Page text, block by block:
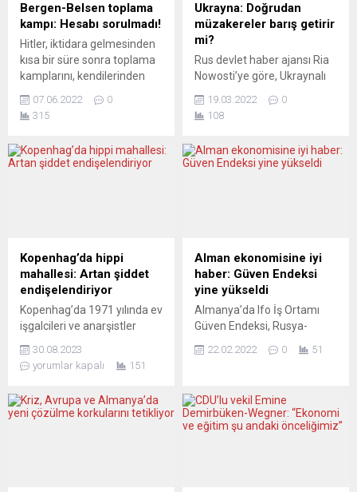
Bergen-Belsen toplama
kampı: Hesabı sorulmadı!
Hitler, iktidara gelmesinden
kısa bir süre sonra toplama
kamplarını, kendilerinden
olmayanları birdenbire değil
ama sistemli bir şekilde, en
iliklerine kadar sömürerek,
yok edilmesine neden olan
zorlaştı. Buna bağlı olarak
sınıf...
07.06.2022
0
315
Ukrayna: Doğrudan
müzakereler barış getirir
mi?
Rus devlet haber ajansı Ria
Nowosti’ye göre, Ukraynalı
Zelenskiy ile Putin arasında
gerçekleşecek doğrudan
Financial Times ise 15
maddelik bir plan üzerinde
konuşlandırılmaması talebi
ve Ukrayna’nın Rus
birliklerinin geri çekilmesi
talebi olduğu iddia ediliyor....
19.03.2022
0
108
Kopenhag’da hippi
mahallesi: Artan şiddet
endişelendiriyor
Kopenhag’da 1971 yılında ev
işgalcileri ve anarşistler
tarafından otonom bir
mahalle olarak tanınan
gibi uyuşturucu ticareti uzun
yıllardır Pusher Street adı
30.08.2023
yorumlar kapalı
151
Alman ekonomisine iyi
haber: Güven Endeksi
yine yükseldi
Almanya’da Ifo İş Ortamı
Güven Endeksi, Rusya-
şubatta 98,9 puana
bulunan Ekonomi Araştırma
Enstitüsü (Ifo), yaklaşık 9 bin
22.02.2022 0 51